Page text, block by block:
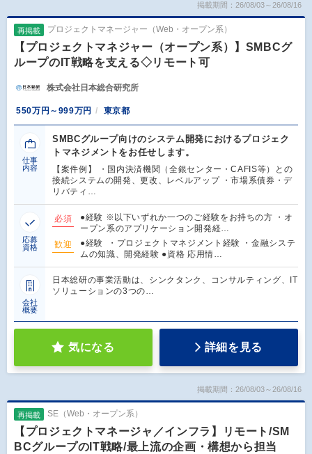
掲載期間：26/08/03～26/08/16
再掲載 プロジェクトマネージャー（Web・オープン系）
【プロジェクトマネジャー（オープン系）】SMBCグ
ループのIT戦略を支える◇リモート可
株式会社日本総合研究所
550万円～999万円 東京都
仕事
内容
SMBCグループ向けのシステム開発におけるプロジェク
トマネジメントをお任せします。
【案件例】 ・国内決済機関（全銀センター・CAFIS等）との
接続システムの開発、更改、レベルアップ ・市場系債券・デ
リバティ…
応募
資格
必須
●経験 ※以下いずれか一つのご経験をお持ちの方 ・オ
ープン系のアプリケーション開発経…
歓迎
●経験 ・プロジェクトマネジメント経験 ・金融システ
ムの知識、開発経験 ●資格 応用情…
会社
概要
日本総研の事業活動は、シンクタンク、コンサルティング、IT
ソリューションの3つの…
気になる 詳細を見る
掲載期間：26/08/03～26/08/16
再掲載 SE（Web・オープン系）
【プロジェクトマネージャ／インフラ】リモート/SM
BCグループのIT戦略/最上流の企画・構想から担当